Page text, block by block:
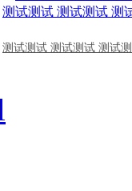
测试测试 测试测试 测试